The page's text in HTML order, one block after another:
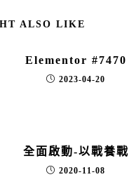
ALSO LIKE
Elementor #7470
2023-04-20
全面啟動-以戰養戰
2020-11-08